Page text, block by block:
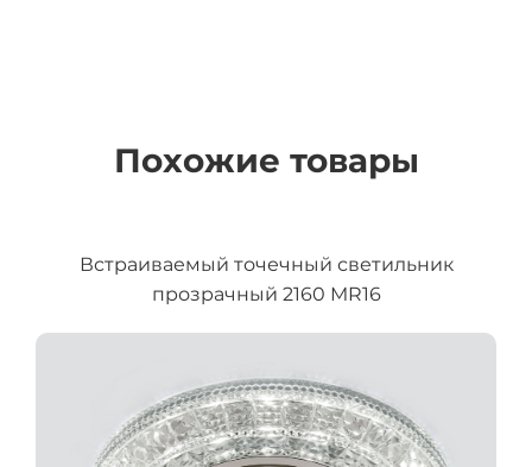
Похожие товары
Встраиваемый точечный светильник
прозрачный 2160 MR16